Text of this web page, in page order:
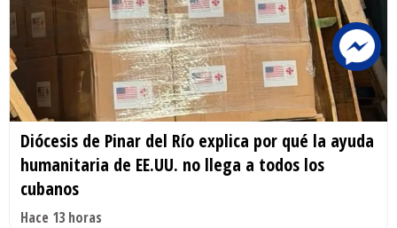
Diócesis de Pinar del Río explica por qué la ayuda
humanitaria de EE.UU. no llega a todos los
cubanos
Hace 13 horas